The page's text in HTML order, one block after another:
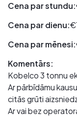
Cena par stundu:
Cena par dienu:
Cena par mēnesi:
Komentārs:
Kobelco 3 tonnu
Ar pārbīdāmu
citās grūti
Ar vai bez